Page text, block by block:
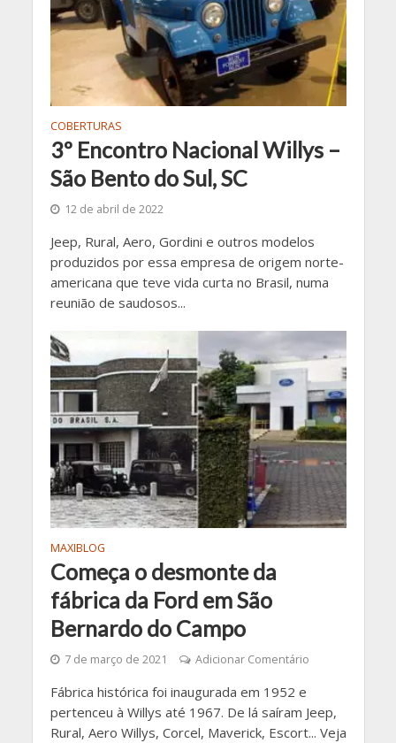
COBERTURAS
3º Encontro Nacional Willys –
São Bento do Sul, SC
12 de abril de 2022
Jeep, Rural, Aero, Gordini e outros modelos
produzidos por essa empresa de origem norte-
americana que teve vida curta no Brasil, numa
reunião de saudosos...
MAXIBLOG
Começa o desmonte da
fábrica da Ford em São
Bernardo do Campo
7 de março de 2021 Adicionar Comentário
Fábrica histórica foi inaugurada em 1952 e
pertenceu à Willys até 1967. De lá saíram Jeep,
Rural, Aero Willys, Corcel, Maverick, Escort... Veja